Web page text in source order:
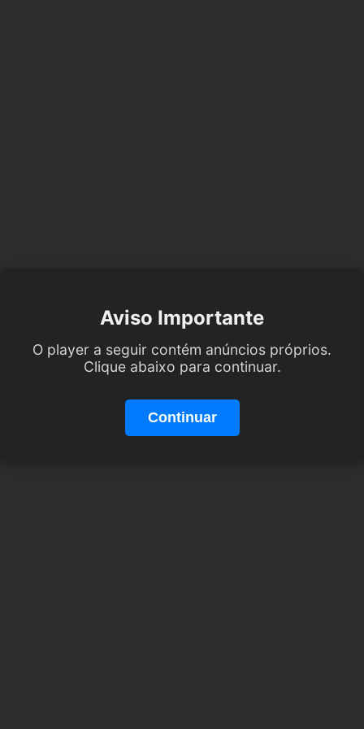
Aviso Importante
O player a seguir contém anúncios próprios.
Clique abaixo para continuar.
Continuar